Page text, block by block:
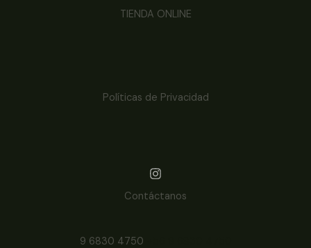
TIENDA ONLINE
Políticas de Privacidad
Contáctanos
9 6830 4750